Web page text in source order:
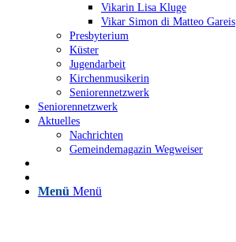
Vikarin Lisa Kluge
Vikar Simon di Matteo Gareis
Presbyterium
Küster
Jugendarbeit
Kirchenmusikerin
Seniorennetzwerk
Seniorennetzwerk
Aktuelles
Nachrichten
Gemeindemagazin Wegweiser
Menü Menü